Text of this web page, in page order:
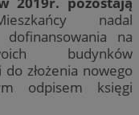
nadal
dofinansowania na
budynków
złożenia nowego
odpisem księgi